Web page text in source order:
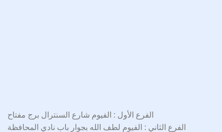
الفرع الأول : الفيوم شارع السنترال برج مفتاح
الفرع الثاني : الفيوم لطف الله بجوار باب نادي المحافظة